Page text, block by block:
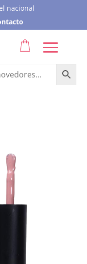
nacional